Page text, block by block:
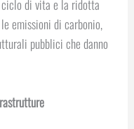
di vita e la ridotta
emissioni di carbonio,
pubblici che danno